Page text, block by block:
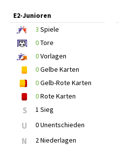
E2-Junioren
3 Spiele
0Tore
0Vorlagen
0Gelbe Karten
0Gelb-Rote Karten
0Rote Karten
S 1 Sieg
U 0 Unentschieden
N 2 Niederlagen